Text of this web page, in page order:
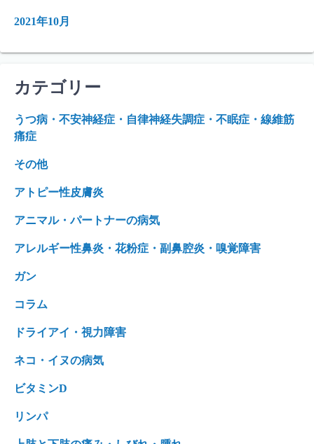
2021年10月
カテゴリー
うつ病・不安神経症・自律神経失調症・不眠症・線維筋
痛症
その他
アトピー性皮膚炎
アニマル・パートナーの病気
アレルギー性鼻炎・花粉症・副鼻腔炎・嗅覚障害
ガン
コラム
ドライアイ・視力障害
ネコ・イヌの病気
ビタミンD
リンパ